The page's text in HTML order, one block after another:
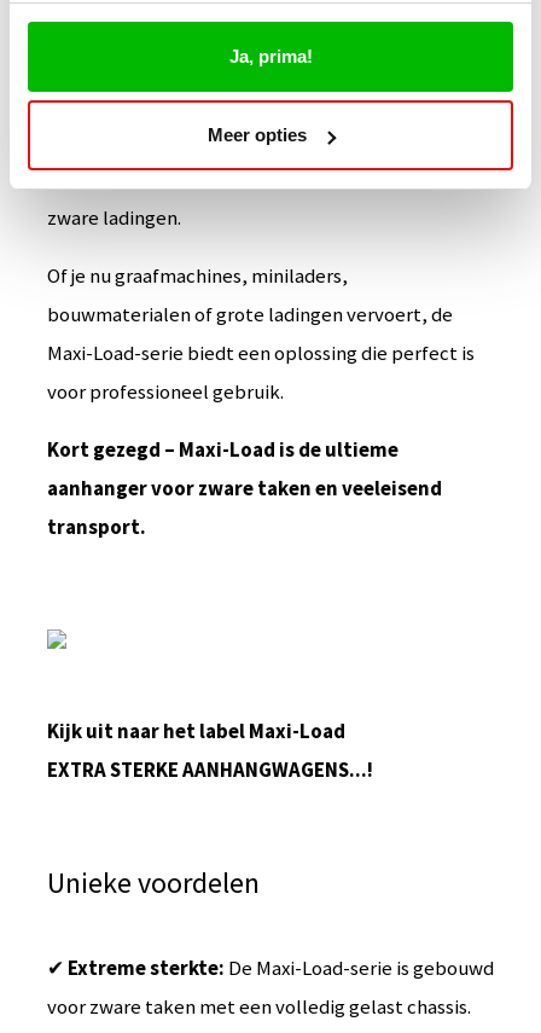
Ja, prima!
Meer opties
materialen en voertuigen. Daarnaast zijn er 1-zijdige
en 3-zijdige kippers met elektrohydrauliek,
unittrailers met een brede binnenlaadruimte en
bladveren voor eenvoudig oprijden, evenals X-Line
aanhangwagens, ontworpen voor extra grote en
zware ladingen.
Of je nu graafmachines, miniladers,
bouwmaterialen of grote ladingen vervoert, de
Maxi-Load-serie biedt een oplossing die perfect is
voor professioneel gebruik.
Kort gezegd – Maxi-Load is de ultieme
aanhanger voor zware taken en veeleisend
transport.
Kijk uit naar het label Maxi-Load
EXTRA STERKE AANHANGWAGENS...!
Unieke voordelen
✔ Extreme sterkte: De Maxi-Load-serie is gebouwd
voor zware taken met een volledig gelast chassis.